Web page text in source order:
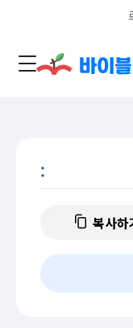
:
복사하